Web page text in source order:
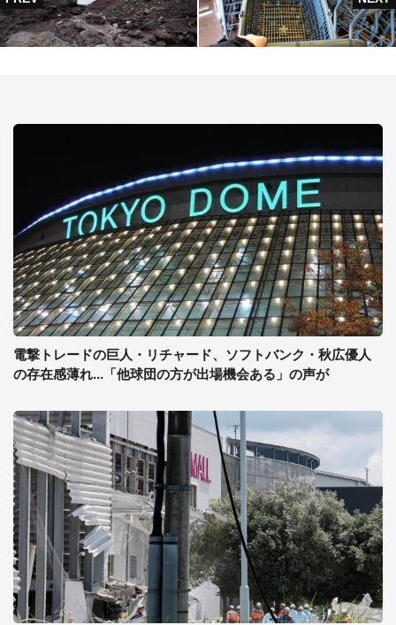
電撃トレードの巨人・リチャード、ソフトバンク・秋広優人
の存在感薄れ...「他球団の方が出場機会ある」の声が